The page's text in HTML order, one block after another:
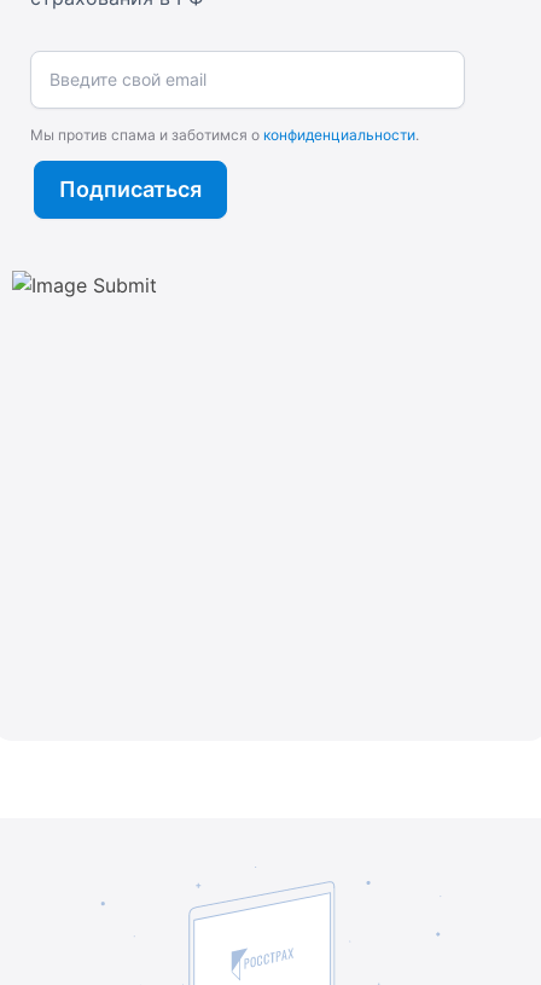
Введите свой email
Подписаться
Мы против спама и заботимся о конфиденциальности.